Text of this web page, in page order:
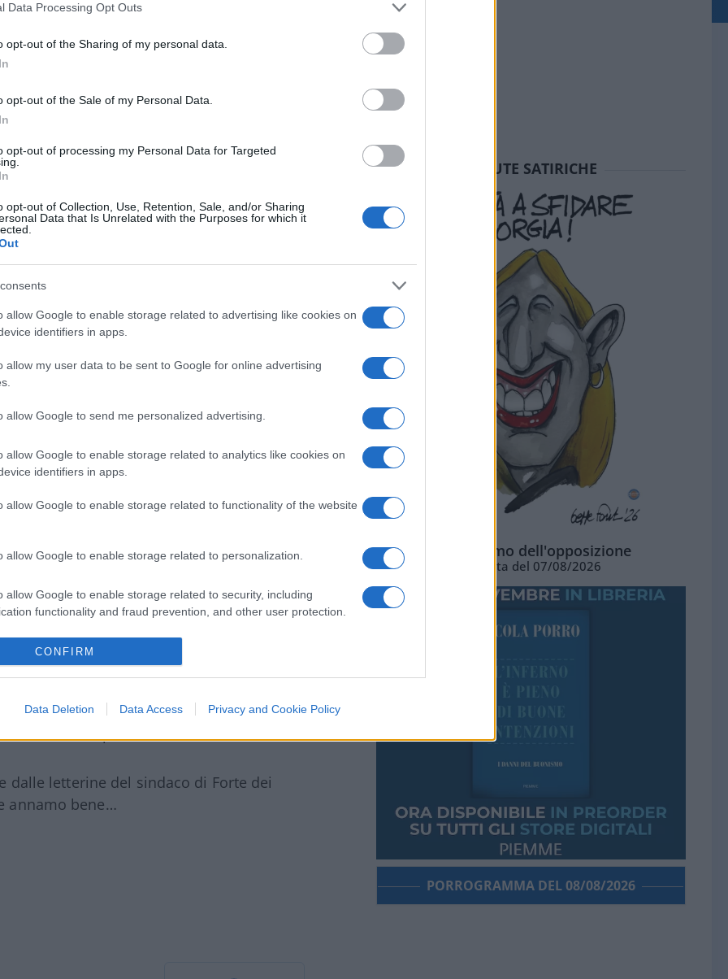
Data Processing Opt Outs
opt-out of the Sharing of my personal data.
opt-out of the Sale of my Personal Data.
opt-out of processing my Personal Data for Targeted
opt-out of Collection, Use, Retention, Sale, and/or Sharing
Data that Is Unrelated with the Purposes for which it
allow Google to enable storage related to advertising like cookies on
identifiers in apps.
allow my user data to be sent to Google for online advertising
allow Google to send me personalized advertising.
allow Google to enable storage related to analytics like cookies on
identifiers in apps.
allow Google to enable storage related to functionality of the website
allow Google to enable storage related to personalization.
allow Google to enable storage related to security, including
functionality and fraud prevention, and other user protection.
CONFIRM
Data Deletion Data Access Privacy and Cookie Policy
da dell’animale a Putin, prepara un
i russi? Vabbè, parliamo di cose serie:
che piace alla Concita. E questo già
a manifestare contro l’aborto.
santino su Berlinguer.
nomina una donna nel cda della Fiera
chiede dove sono le attiviste sulla
la bufala di Report.
tassati di più.
dicono Belpi&Sallusti.
dalle letterine del sindaco di Forte dei
annamo bene…
SEDUTE SATIRICHE
L'ottimismo dell'opposizione
Vignetta del 07/08/2026
PORROGRAMMA DEL 08/08/2026